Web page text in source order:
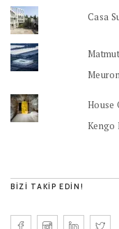
Casa
House
Kengo
BIZI TAKIP EDIN!